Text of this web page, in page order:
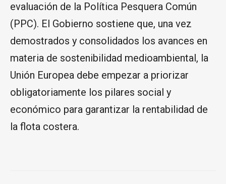
evaluación de la Política Pesquera Común
(PPC). El Gobierno sostiene que, una vez
demostrados y consolidados los avances en
materia de sostenibilidad medioambiental, la
Unión Europea debe empezar a priorizar
obligatoriamente los pilares social y
económico para garantizar la rentabilidad de
la flota costera.